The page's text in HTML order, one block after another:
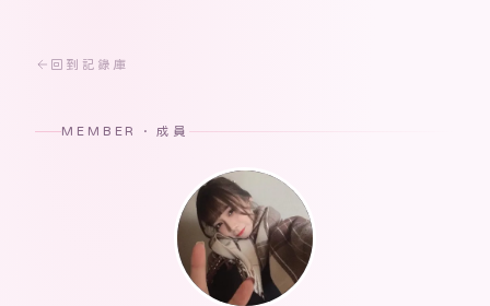
回到記錄庫
MEMBER · 成員